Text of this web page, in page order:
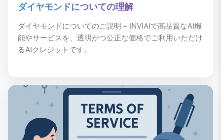
ダイヤモンドについての理解
ダイヤモンドについてのご説明 – INVIAIで高品質なAI機
能やサービスを、透明かつ公正な価格でご利用いただけ
るAIクレジットです。